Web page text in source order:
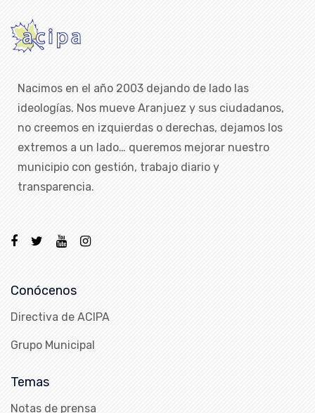
Nacimos en el año 2003 dejando de lado las
ideologías. Nos mueve Aranjuez y sus ciudadanos,
no creemos en izquierdas o derechas, dejamos los
extremos a un lado… queremos mejorar nuestro
municipio con gestión, trabajo diario y
transparencia.
Conócenos
Directiva de ACIPA
Grupo Municipal
Temas
Notas de prensa